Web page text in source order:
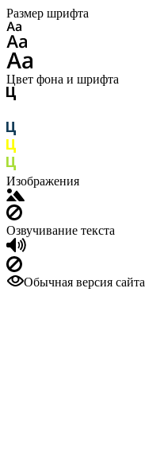
Размер шрифта
Цвет фона и шрифта
Изображения
Озвучивание текста
Обычная версия сайта